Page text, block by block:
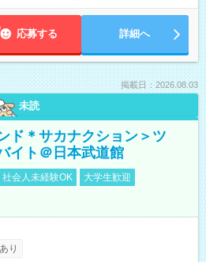
応募する 詳細へ
掲載日：2026.08.03
未読
ド＊サカナクション＞ツ
イト＠日本武道館
社会人未経験OK
大学生歓迎
り